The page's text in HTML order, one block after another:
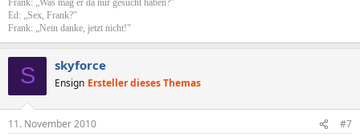
Ed: „Sex, Frank?"
Frank: „Nein danke, jetzt nicht!"
S skyforce
Ensign Ersteller dieses Themas
11. November 2010 #7